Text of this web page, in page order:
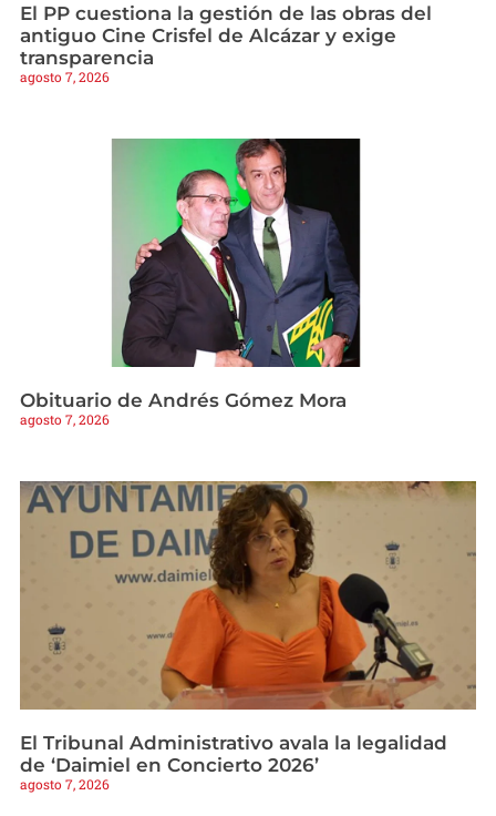
El PP cuestiona la gestión de las obras del
antiguo Cine Crisfel de Alcázar y exige
transparencia
agosto 7, 2026
Obituario de Andrés Gómez Mora
agosto 7, 2026
El Tribunal Administrativo avala la legalidad
de ‘Daimiel en Concierto 2026’
agosto 7, 2026